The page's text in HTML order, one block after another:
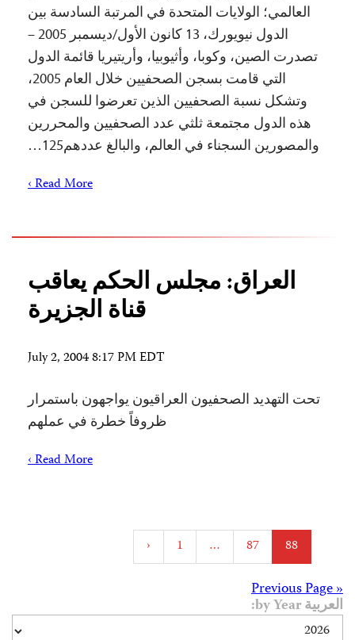
العالمي؛ الولايات المتحدة في المرتبة السادسة بين
الدول نيويورك، 13 كانون الأول/ديسمبر 2005 –
تصدرت الصين، وكوبا، وأثيوبيا، وأريتيريا قائمة الدول
التي قامت بسجن الصحفيين خلال العام 2005،
وتشكل نسبة الصحفيين الذين تعرضوا للسجن في
هذه الدول مجتمعة ثلثي عدد الصحفيين والمحررين
والمصورين السجناء في العالم، والبالغ عددهم125…
Read More ›
العراق: مجلس الحكم يعاقب
قناة الجزيرة
July 2, 2004 8:17 PM EDT
تحت التهديد الصحفيون العراقيون يواجهون باستمرار
ظروفاً خطرة في عملهم
Read More ›
Posts
pagination
‹ 1 … 87 88
Posts
« Previous Page
العربية by Year: